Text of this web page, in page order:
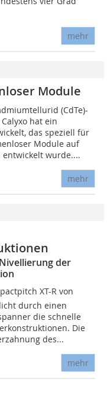
mehr
Module
(CdTe)-
hat ein
das speziell für
Module auf
wurde....
mehr
der
XT-R von
durch einen
die schnelle
Die
des...
mehr